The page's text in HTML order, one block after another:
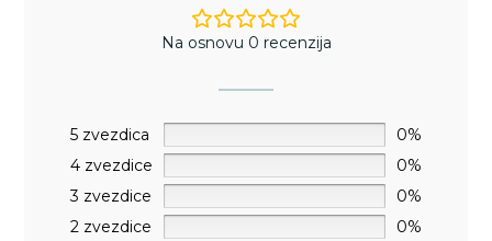
Na osnovu 0 recenzija
5 zvezdica
0%
4 zvezdice
0%
3 zvezdice
0%
2 zvezdice
0%